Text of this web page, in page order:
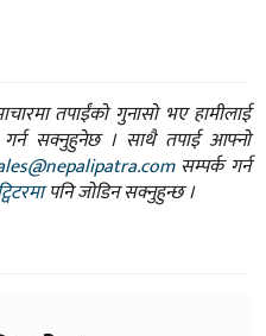
तपाईंको गुनासो भए हामीलाई
सक्नुहुनेछ । साथै तपाई आफ्नो
सम्पर्क गर्न
पनि जोडिन सक्नुहुन्छ ।